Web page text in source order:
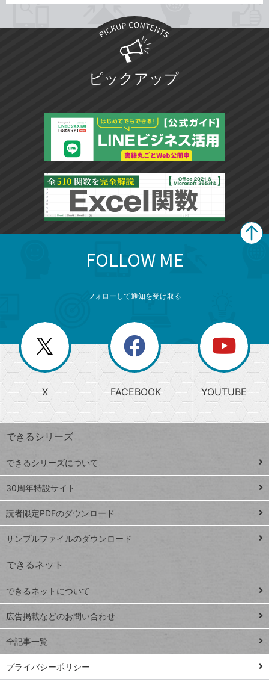
ピックアップ
じ
る
search
検
索
上
昇
ワ
ー
ド
Google
スプレ
ッドシ
ート
iPhone
VLOOKUP
close
閉じ
る
閉
じ
る
ー
か
ら
探
す
ト
ッ
プ
ペ
ジ
連載
Excel Q&A
トイアンナ流仕
事術
PowerAutomate
ではじめる業務
の完全自動化
FOLLOW ME
フォローして通知を受け取る
X FACEBOOK YOUTUBE
できるシリーズ
できるシリーズについて
30周年特設サイト
読者限定PDFのダウンロード
サンプルファイルのダウンロード
できるネット
できるネットについて
広告掲載などのお問い合わせ
全記事一覧
プライバシーポリシー